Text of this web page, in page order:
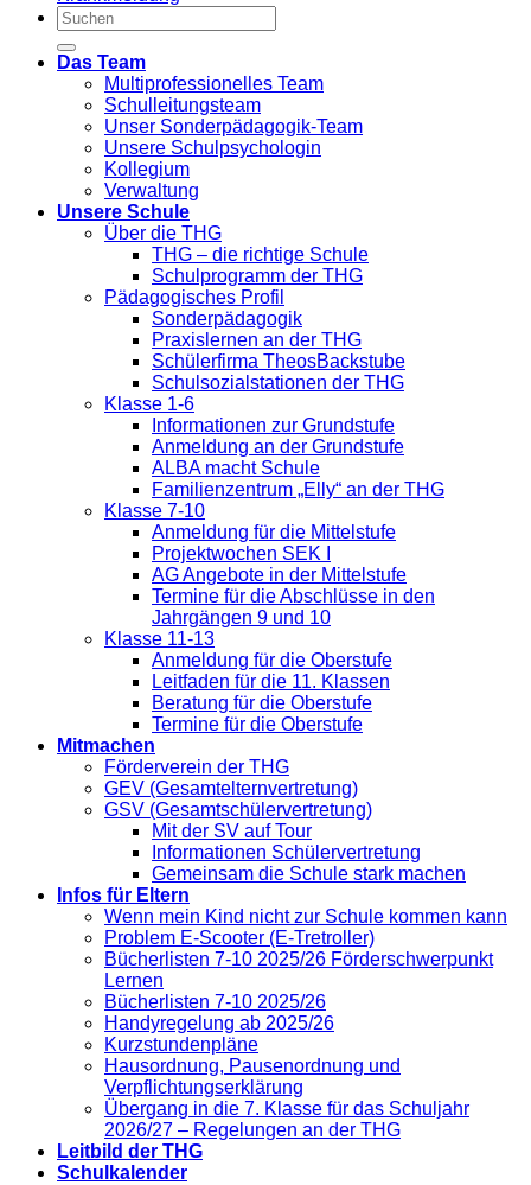
Das Team
Multiprofessionelles Team
Schulleitungsteam
Unser Sonderpädagogik-Team
Unsere Schulpsychologin
Kollegium
Verwaltung
Unsere Schule
Über die THG
THG – die richtige Schule
Schulprogramm der THG
Pädagogisches Profil
Sonderpädagogik
Praxislernen an der THG
Schülerfirma TheosBackstube
Schulsozialstationen der THG
Klasse 1-6
Informationen zur Grundstufe
Anmeldung an der Grundstufe
ALBA macht Schule
Familienzentrum „Elly“ an der THG
Klasse 7-10
Anmeldung für die Mittelstufe
Projektwochen SEK I
AG Angebote in der Mittelstufe
Termine für die Abschlüsse in den
Jahrgängen 9 und 10
Klasse 11-13
Anmeldung für die Oberstufe
Leitfaden für die 11. Klassen
Beratung für die Oberstufe
Termine für die Oberstufe
Mitmachen
Förderverein der THG
GEV (Gesamtelternvertretung)
GSV (Gesamtschülervertretung)
Mit der SV auf Tour
Informationen Schülervertretung
Gemeinsam die Schule stark machen
Infos für Eltern
Wenn mein Kind nicht zur Schule kommen kann
Problem E-Scooter (E-Tretroller)
Bücherlisten 7-10 2025/26 Förderschwerpunkt
Lernen
Bücherlisten 7-10 2025/26
Handyregelung ab 2025/26
Kurzstundenpläne
Hausordnung, Pausenordnung und
Verpflichtungserklärung
Übergang in die 7. Klasse für das Schuljahr
2026/27 – Regelungen an der THG
Leitbild der THG
Schulkalender